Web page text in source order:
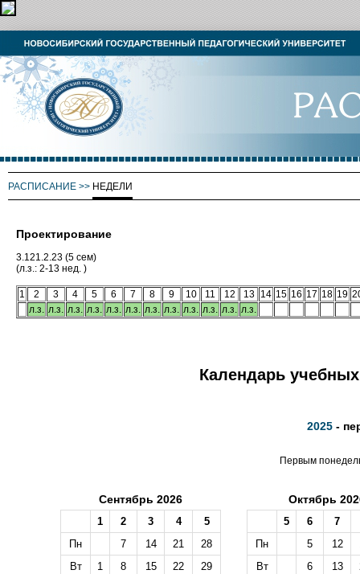
РАСПИСАНИЕ >> НЕДЕЛИ
Проектирование
3.121.2.23 (5 сем)
(л.з.: 2-13 нед. )
1 2 3 4 5 6 7 8 9 10 11 12 13 14 15 16 17 18 19
л.з. л.з. л.з. л.з. л.з. л.з. л.з. л.з. л.з. л.з. л.з. л.з.
Календарь
2025-
Первым
Сентябрь 2026
1 2 3 4
5
Пн
7 14 21
28
Вт
1 8 15 22
29
Октябрь
5 6
7
Пн
5 12
Вт
6 13